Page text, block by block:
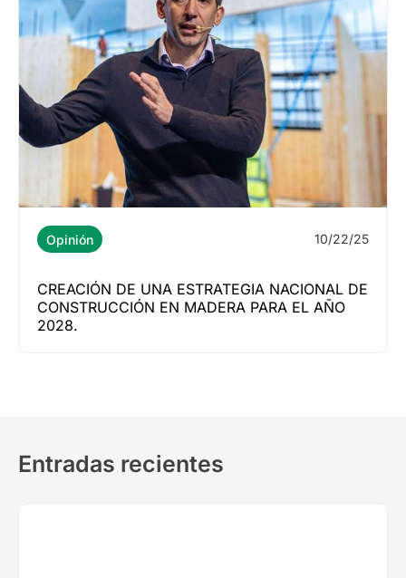
Opinión 10/22/25
CREACIÓN DE UNA ESTRATEGIA NACIONAL DE
CONSTRUCCIÓN EN MADERA PARA EL AÑO
2028.
Entradas recientes